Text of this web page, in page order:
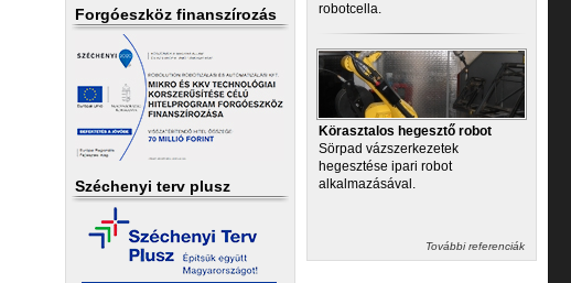
Forgóeszköz finanszírozás
Széchenyi terv plusz
robotcella.
Körasztalos hegesztő robot
Sörpad vázszerkezetek
hegesztése ipari robot
alkalmazásával.
További referenciák